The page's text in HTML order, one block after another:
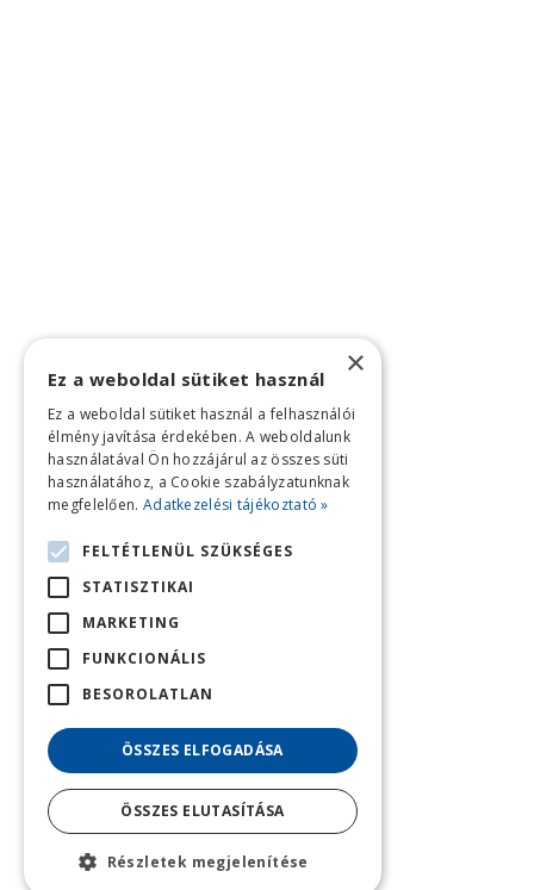
×
Ez a weboldal sütiket használ
Ez a weboldal sütiket használ a felhasználói
élmény javítása érdekében. A weboldalunk
használatával Ön hozzájárul az összes süti
használatához, a Cookie szabályzatunknak
megfelelően. Adatkezelési tájékoztató »
FELTÉTLENÜL SZÜKSÉGES
STATISZTIKAI
MARKETING
FUNKCIONÁLIS
BESOROLATLAN
ÖSSZES ELFOGADÁSA
ÖSSZES ELUTASÍTÁSA
Részletek megjelenítése